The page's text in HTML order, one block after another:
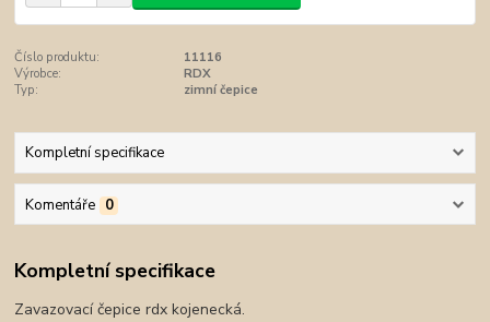
Číslo produktu:
11116
Výrobce:
RDX
Typ:
zimní čepice
Kompletní specifikace
Komentáře 0
Kompletní specifikace
Zavazovací čepice rdx kojenecká.